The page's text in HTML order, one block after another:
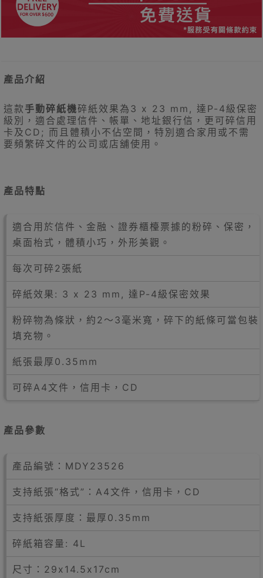
產品介紹
這款 手動碎紙機碎紙效果為3 x 23 mm, 達P-4級保密
級別，適合處理信件、帳單、地址銀行信，更可碎信用
卡及CD; 而且體積小不佔空間，特別適合家用或不需
要頻繁碎文件的公司或店舖使用。
產品特點
適合用於信件、金融、證券櫃檯票據的粉碎、保密，
桌面枱式，體積小巧，外形美觀。
每次可碎2張紙
碎紙效果: 3 x 23 mm, 達P-4級保密效果
粉碎物為條狀，約2～3毫米寬，碎下的紙條可當包裝
填充物。
紙張最厚0.35mm
可碎A4文件，信用卡，CD
產品參數
產品編號：MDY23526
支持紙張“格式”：A4文件，信用卡，CD
支持紙張厚度：最厚0.35mm
碎紙箱容量: 4L
尺寸：29x14.5x17cm